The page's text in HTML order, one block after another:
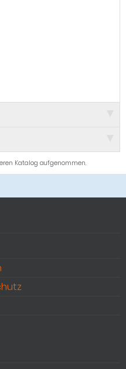
Katalog aufgenommen.